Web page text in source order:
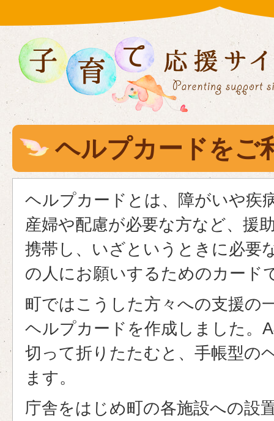
ヘルプカードをご
ヘルプカードとは、障がいや疾
産婦や配慮が必要な方など、援
携帯し、いざというときに必要
の人にお願いするためのカード
町ではこうした方々への支援の
ヘルプカードを作成しました。
切って折りたたむと、手帳型の
ます。
庁舎をはじめ町の各施設への設